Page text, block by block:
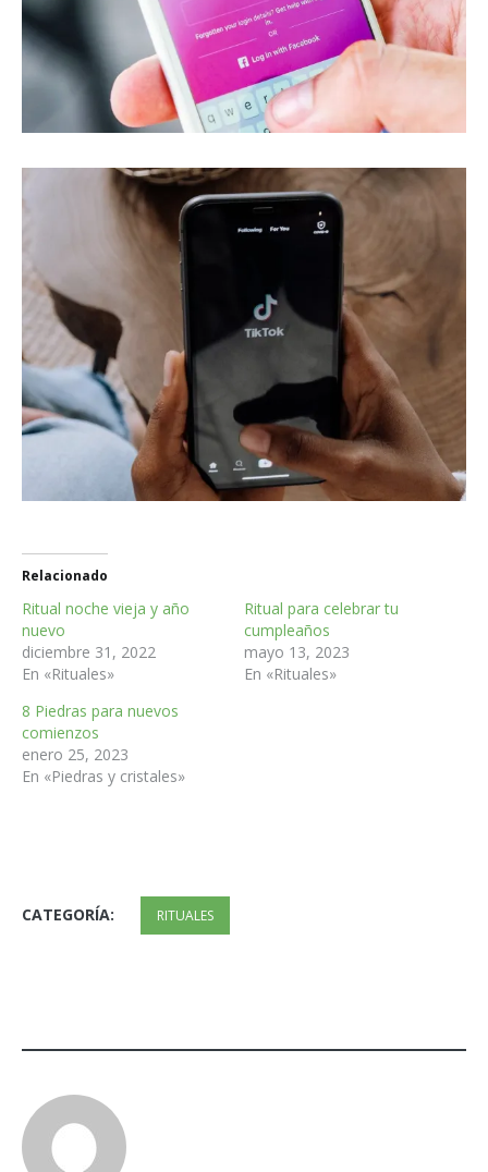
Relacionado
Ritual noche vieja y año
nuevo
diciembre 31, 2022
En «Rituales»
Ritual para celebrar tu
cumpleaños
mayo 13, 2023
En «Rituales»
8 Piedras para nuevos
comienzos
enero 25, 2023
En «Piedras y cristales»
CATEGORÍA: RITUALES